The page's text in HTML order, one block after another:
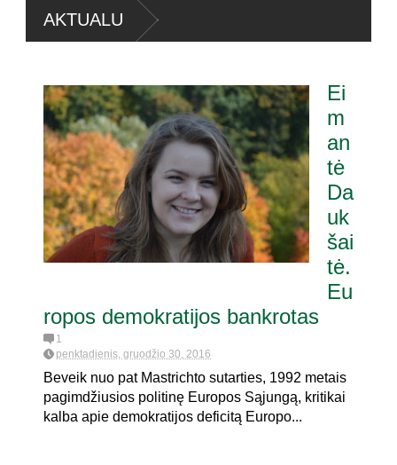
AKTUALU
referendumu
pat. referendumui dėl
Ei
m
an
tė
Da
uk
šai
tė.
Eu
ropos demokratijos bankrotas
1
penktadienis, gruodžio 30, 2016
Beveik nuo pat Mastrichto sutarties, 1992 metais
pagimdžiusios politinę Europos Sąjungą, kritikai
kalba apie demokratijos deficitą Europo...